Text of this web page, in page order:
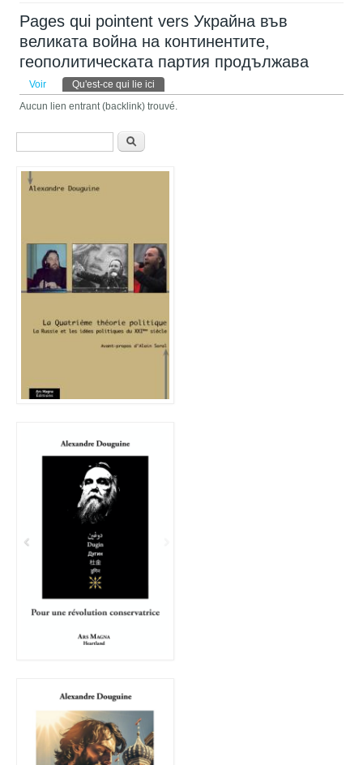
Pages qui pointent vers Украйна във
великата война на континентите,
геополитическата партия продължава
Onglets principaux
Voir Qu'est-ce qui lie ici
Aucun lien entrant (backlink) trouvé.
Formulaire de recherche